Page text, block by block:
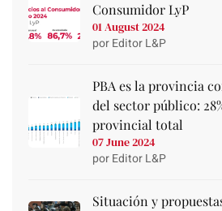
Consumidor LyP
01 August 2024
por Editor L&P
PBA es la provincia
del sector público:
provincial total
07 June 2024
por Editor L&P
Situación y